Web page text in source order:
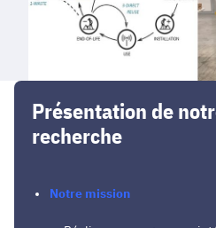
Présentation de
recherche
Notre mission